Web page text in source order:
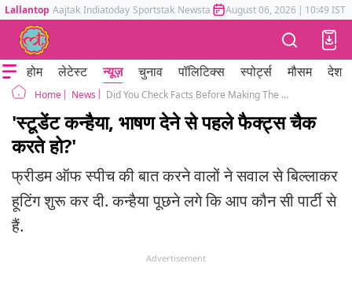
Lallantop Aajtak Indiatoday Sportstak Newstak Mumbai Tak Astrotak
August 06, 2026 | 10:49 IST
होम लेटेस्ट न्यूज़ चुनाव पॉलिटिक्स स्पोर्ट्स मौसम देश
Home News Did You Check Facts Before Making The Speech: JNU Professor Asks Kanhaiya Kumar
'स्टूडेंट कन्हैया, भाषण देने से पहले फैक्ट्स चैक
करते हो?'
फ्रीडम ऑफ स्पीच की बात करने वालों ने सवाल से बिल्लाकर
हूटिंग शुरू कर दी. कन्हैया पूछने लगे कि आप कौन सी पार्टी से
हैं.
Advertisement